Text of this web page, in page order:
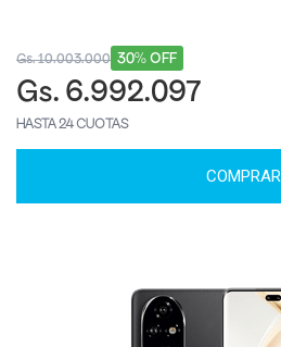
30% OFF
Gs. 10.003.000
Gs. 6.992.097
HASTA 24 CUOTAS
COMPRAR